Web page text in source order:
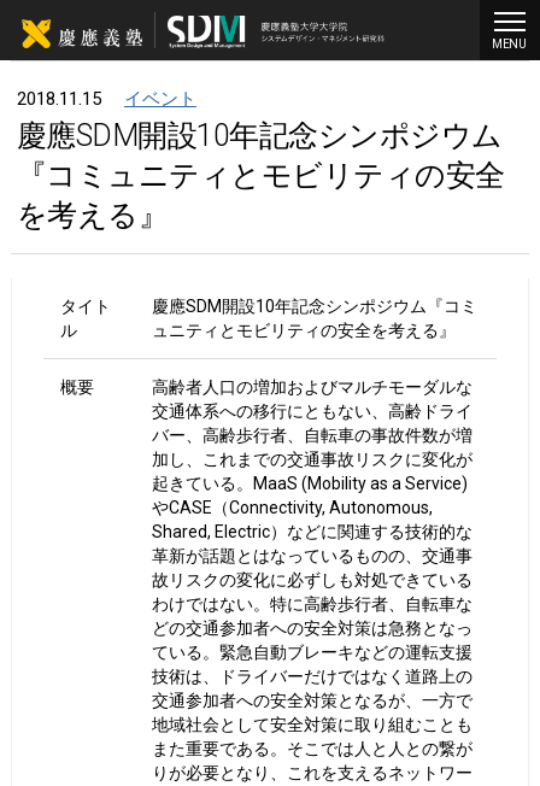
2018.11.15 イベント
慶應SDM開設10年記念シンポジウム
『コミュニティとモビリティの安全
を考える』
タイト
ル
慶應SDM開設10年記念シンポジウム『コミ
ュニティとモビリティの安全を考える』
概要
高齢者人口の増加およびマルチモーダルな
交通体系への移行にともない、高齢ドライ
バー、高齢歩行者、自転車の事故件数が増
加し、これまでの交通事故リスクに変化が
起きている。MaaS (Mobility as a Service)
やCASE（Connectivity, Autonomous,
Shared, Electric）などに関連する技術的な
革新が話題とはなっているものの、交通事
故リスクの変化に必ずしも対処できている
わけではない。特に高齢歩行者、自転車な
どの交通参加者への安全対策は急務となっ
ている。緊急自動ブレーキなどの運転支援
技術は、ドライバーだけではなく道路上の
交通参加者への安全対策となるが、一方で
地域社会として安全対策に取り組むことも
また重要である。そこでは人と人との繋が
りが必要となり、これを支えるネットワー
MENU